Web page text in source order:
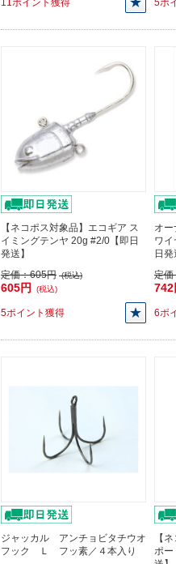
11ポイント獲得 5ポ
【ネコポス対象品】エコギア ス
イミングテンヤ 20g #2/0【即日
発送】
定価：605円 (税込)
605円 (税込)
5ポイント獲得
オー
ワ
日発
定価
742
6ポ
ジャッカル アンチョビタチウオ
フック Ｌ フッ素／４本入り
【
ポー